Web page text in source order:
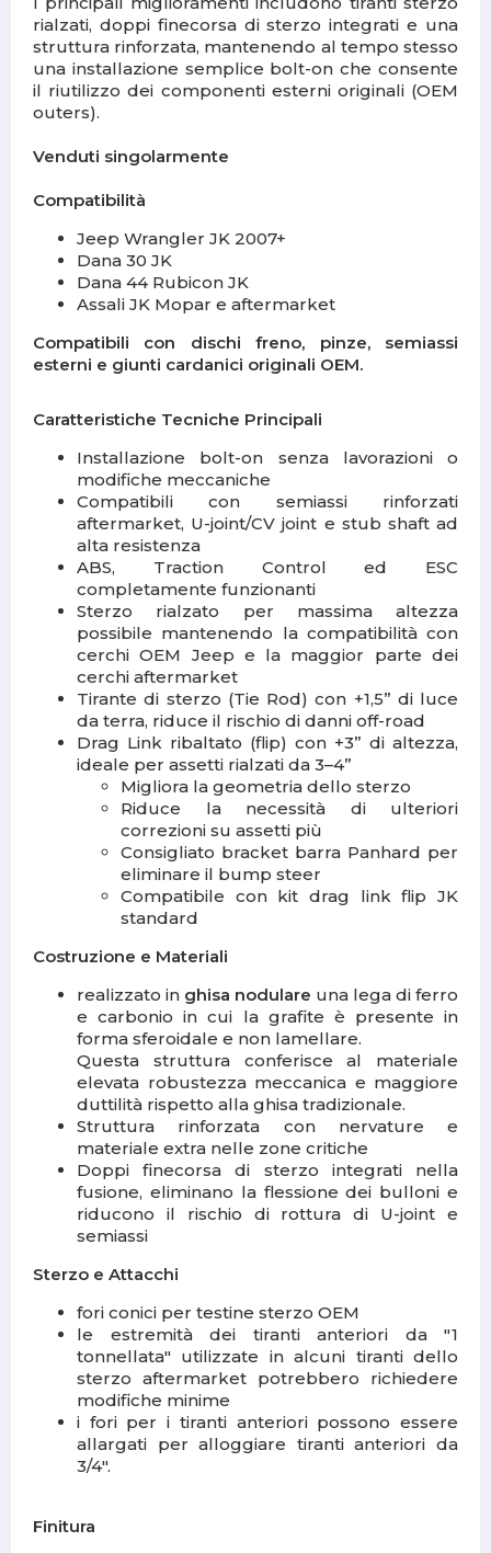
rialzati, doppi finecorsa di sterzo integrati e una
struttura rinforzata, mantenendo al tempo stesso
una installazione semplice bolt-on che consente
il riutilizzo dei componenti esterni originali (OEM
outers).
Venduti singolarmente
Compatibilità
Jeep Wrangler JK 2007+
Dana 30 JK
Dana 44 Rubicon JK
Assali JK Mopar e aftermarket
Compatibili con dischi freno, pinze, semiassi
esterni e giunti cardanici originali OEM.
Caratteristiche Tecniche Principali
Installazione bolt-on senza lavorazioni o
modifiche meccaniche
Compatibili con semiassi rinforzati
aftermarket, U-joint/CV joint e stub shaft ad
alta resistenza
ABS, Traction Control ed ESC
completamente funzionanti
Sterzo rialzato per massima altezza
possibile mantenendo la compatibilità con
cerchi OEM Jeep e la maggior parte dei
cerchi aftermarket
Tirante di sterzo (Tie Rod) con +1,5” di luce
da terra, riduce il rischio di danni off-road
Drag Link ribaltato (flip) con +3” di altezza,
ideale per assetti rialzati da 3–4”
Migliora la geometria dello sterzo
Riduce la necessità di ulteriori
correzioni su assetti più
Consigliato bracket barra Panhard per
eliminare il bump steer
Compatibile con kit drag link flip JK
standard
Costruzione e Materiali
realizzato in ghisa nodulare una lega di ferro
e carbonio in cui la grafite è presente in
forma sferoidale e non lamellare.
Questa struttura conferisce al materiale
elevata robustezza meccanica e maggiore
duttilità rispetto alla ghisa tradizionale.
Struttura rinforzata con nervature e
materiale extra nelle zone critiche
Doppi finecorsa di sterzo integrati nella
fusione, eliminano la flessione dei bulloni e
riducono il rischio di rottura di U-joint e
semiassi
Sterzo e Attacchi
fori conici per testine sterzo OEM
le estremità dei tiranti anteriori da "1
tonnellata" utilizzate in alcuni tiranti dello
sterzo aftermarket potrebbero richiedere
modifiche minime
i fori per i tiranti anteriori possono essere
allargati per alloggiare tiranti anteriori da
3/4".
Finitura